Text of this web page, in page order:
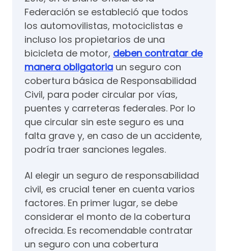
Federación se estableció que todos
los automovilistas, motociclistas e
incluso los propietarios de una
bicicleta de motor, deben contratar de
manera obligatoria un seguro con
cobertura básica de Responsabilidad
Civil, para poder circular por vías,
puentes y carreteras federales. Por lo
que circular sin este seguro es una
falta grave y, en caso de un accidente,
podría traer sanciones legales.
Al elegir un seguro de responsabilidad
civil, es crucial tener en cuenta varios
factores. En primer lugar, se debe
considerar el monto de la cobertura
ofrecida. Es recomendable contratar
un seguro con una cobertura